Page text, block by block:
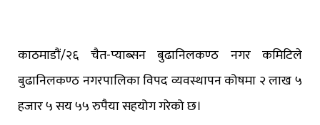
काठमाडौं/२६ चैत-प्याब्सन बुढानिलकण्ठ नगर कमिटिले
बुढानिलकण्ठ नगरपालिका विपद व्यवस्थापन कोषमा २ लाख ५
हजार ५ सय ५५ रुपैया सहयोग गरेको छ।